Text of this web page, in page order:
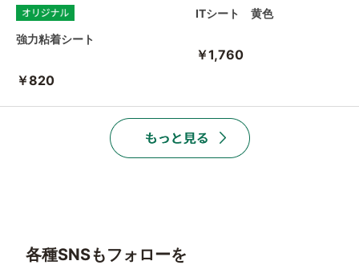
強力粘着シート
￥820
ITシート 黄色
￥1,760
各種SNSもフォローを